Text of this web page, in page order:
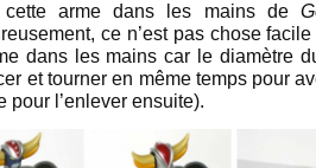
cette arme dans les mains de
ce n’est pas chose
dans les mains car le diamètre
et tourner en même temps pour
pour l’enlever ensuite).